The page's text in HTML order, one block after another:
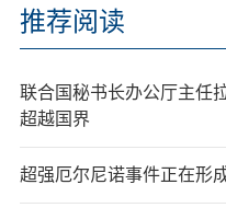
推荐阅读
联合国秘书长办公厅主任
超越国界
超强厄尔尼诺事件正在形